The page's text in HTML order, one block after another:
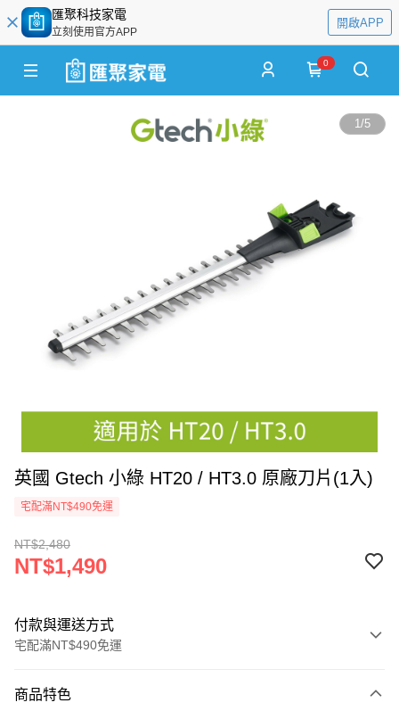
匯聚科技家電
立刻使用官方APP
開啟APP
0
1/5
英國 Gtech 小綠 HT20 / HT3.0 原廠刀片(1入)
宅配滿NT$490免運
NT$2,480
NT$1,490
付款與運送方式
宅配滿NT$490免運
信用卡一次付款
商品特色